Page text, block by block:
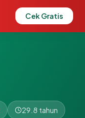
Cek Gratis
29.8 tahun